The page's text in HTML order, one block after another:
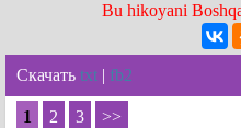
Bu hikoyani
Скачать txt | fb2
1 2 3
>>